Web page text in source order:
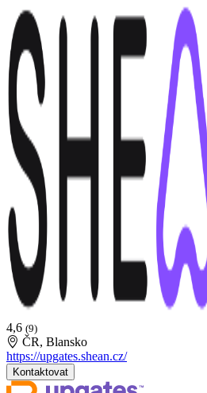
4,6 (9)
ČR, Blansko
https://upgates.shean.cz/
Kontaktovat